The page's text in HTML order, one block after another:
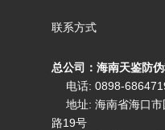
联系方式
总公司：海南天鉴防
电话: 0898-
地址: 海南省海口市
路19号